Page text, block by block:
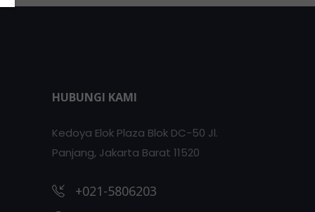
HUBUNGI KAMI
Kedoya Elok Plaza Blok DC-50 Jl.
Panjang, Jakarta Barat 11520
+021-5806203